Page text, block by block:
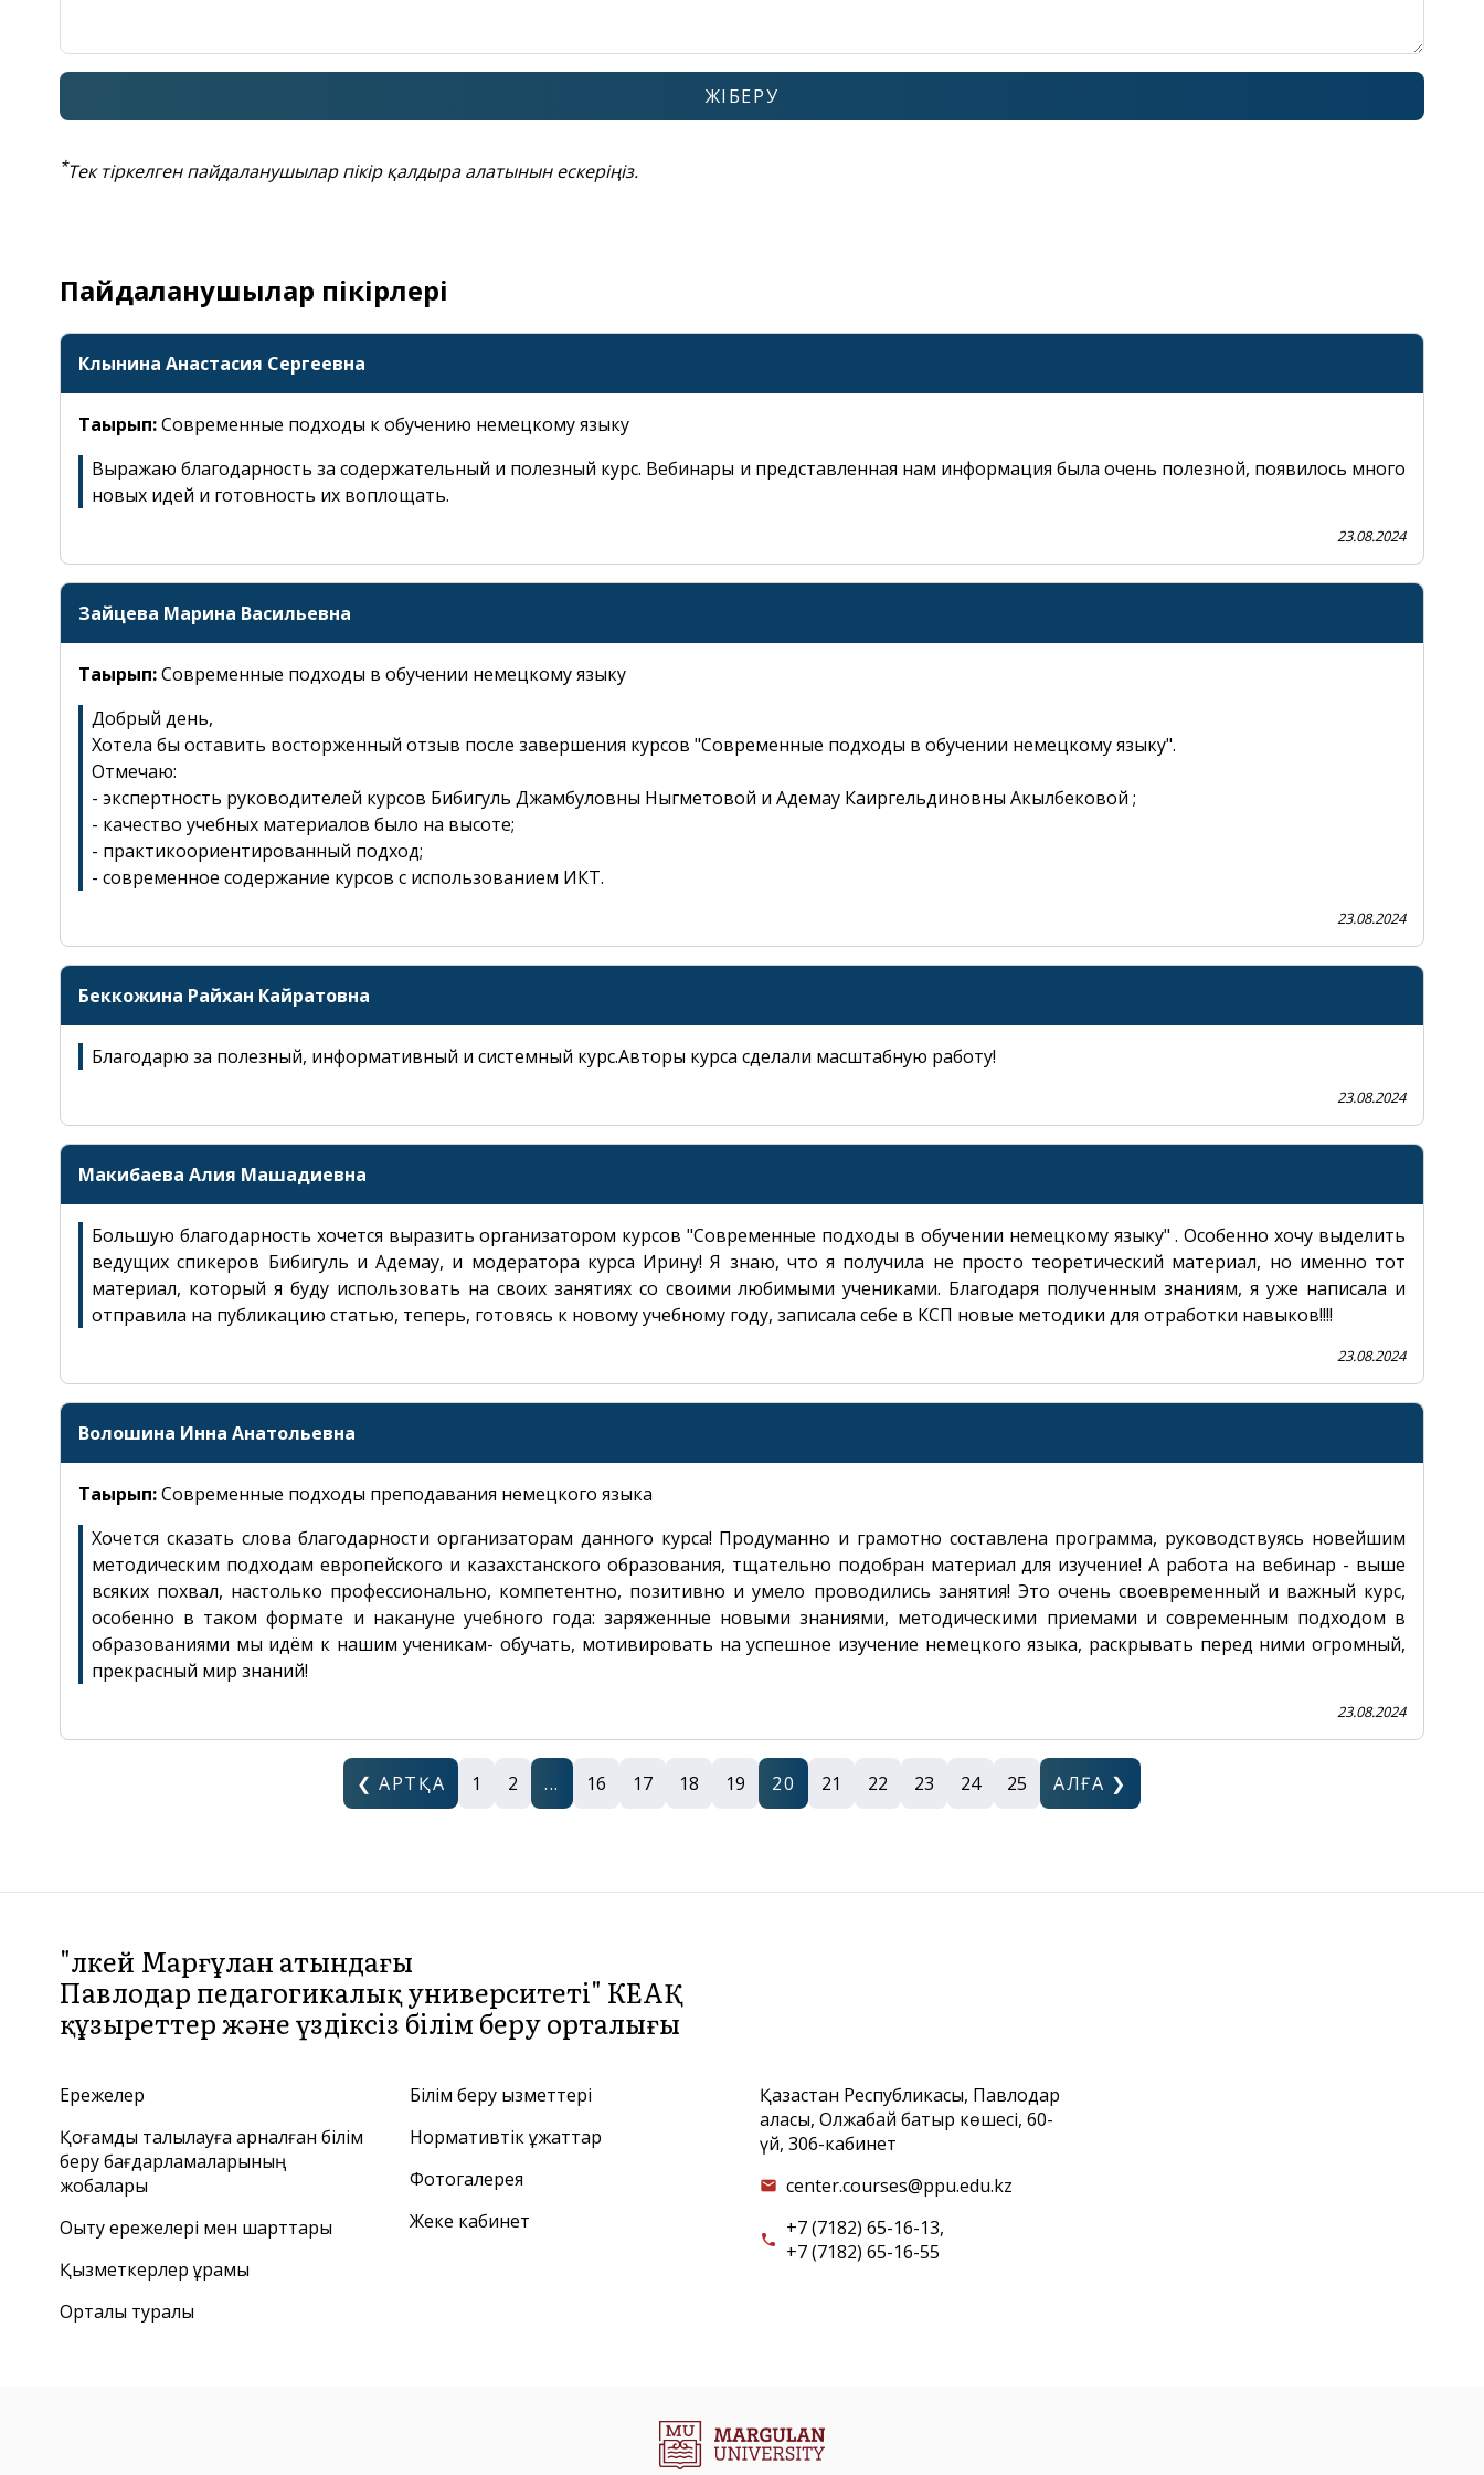
ЖІБЕРУ
*Тек тіркелген пайдаланушылар пікір қалдыра алатынын ескеріңіз.
Пайдаланушылар пікірлері
Клынина Анастасия Сергеевна
Тақырып:Современные подходы к обучению немецкому языку
Выражаю благодарность за содержательный и полезный курс. Вебинары и представленная нам информация была очень полезной, появилось много
новых идей и готовность их воплощать.
23.08.2024
Зайцева Марина Васильевна
Тақырып:Современные подходы в обучении немецкому языку
Добрый день,
Хотела бы оставить восторженный отзыв после завершения курсов "Современные подходы в обучении немецкому языку".
Отмечаю:
- экспертность руководителей курсов Бибигуль Джамбуловны Ныгметовой и Адемау Каиргельдиновны Акылбековой ;
- качество учебных материалов было на высоте;
- практикоориентированный подход;
- современное содержание курсов с использованием ИКТ.
23.08.2024
Беккожина Райхан Кайратовна
Благодарю за полезный, информативный и системный курс.Авторы курса сделали масштабную работу!
23.08.2024
Макибаева Алия Машадиевна
Большую благодарность хочется выразить организатором курсов "Современные подходы в обучении немецкому языку" . Особенно хочу выделить
ведущих спикеров Бибигуль и Адемау, и модератора курса Ирину! Я знаю, что я получила не просто теоретический материал, но именно тот
материал, который я буду использовать на своих занятиях со своими любимыми учениками. Благодаря полученным знаниям, я уже написала и
отправила на публикацию статью, теперь, готовясь к новому учебному году, записала себе в КСП новые методики для отработки навыков!!!!
23.08.2024
Волошина Инна Анатольевна
Тақырып:Современные подходы преподавания немецкого языка
Хочется сказать слова благодарности организаторам данного курса! Продуманно и грамотно составлена программа, руководствуясь новейшим
методическим подходам европейского и казахстанского образования, тщательно подобран материал для изучение! А работа на вебинар - выше
всяких похвал, настолько профессионально, компетентно, позитивно и умело проводились занятия! Это очень своевременный и важный курс,
особенно в таком формате и накануне учебного года: заряженные новыми знаниями, методическими приемами и современным подходом в
образованиями мы идём к нашим ученикам- обучать, мотивировать на успешное изучение немецкого языка, раскрывать перед ними огромный,
прекрасный мир знаний!
23.08.2024
❮ АРТҚА 1 2 ... 16 17 18 19 20 21 22 23 24 25 АЛҒА ❯
"Әлкей Марғұлан атындағы
Павлодар педагогикалық университеті" КЕАҚ
құзыреттер және үздіксіз білім беру орталығы
Ережелер
Қоғамдық талқылауға арналған білім
беру бағдарламаларының
жобалары
Оқыту ережелері мен шарттары
Қызметкерлер құрамы
Орталық туралы
Білім беру қызметтері
Нормативтік құжаттар
Фотогалерея
Жеке кабинет
Қазақстан Республикасы, Павлодар
қаласы, Олжабай батыр көшесі, 60-
үй, 306-кабинет
email center.courses@ppu.edu.kz
call
+7 (7182) 65-16-13,
+7 (7182) 65-16-55
Сұрақ қою
Аты-жөні Email Телефон
действия
стерты. Вы действительно хотите закрыть
окно?